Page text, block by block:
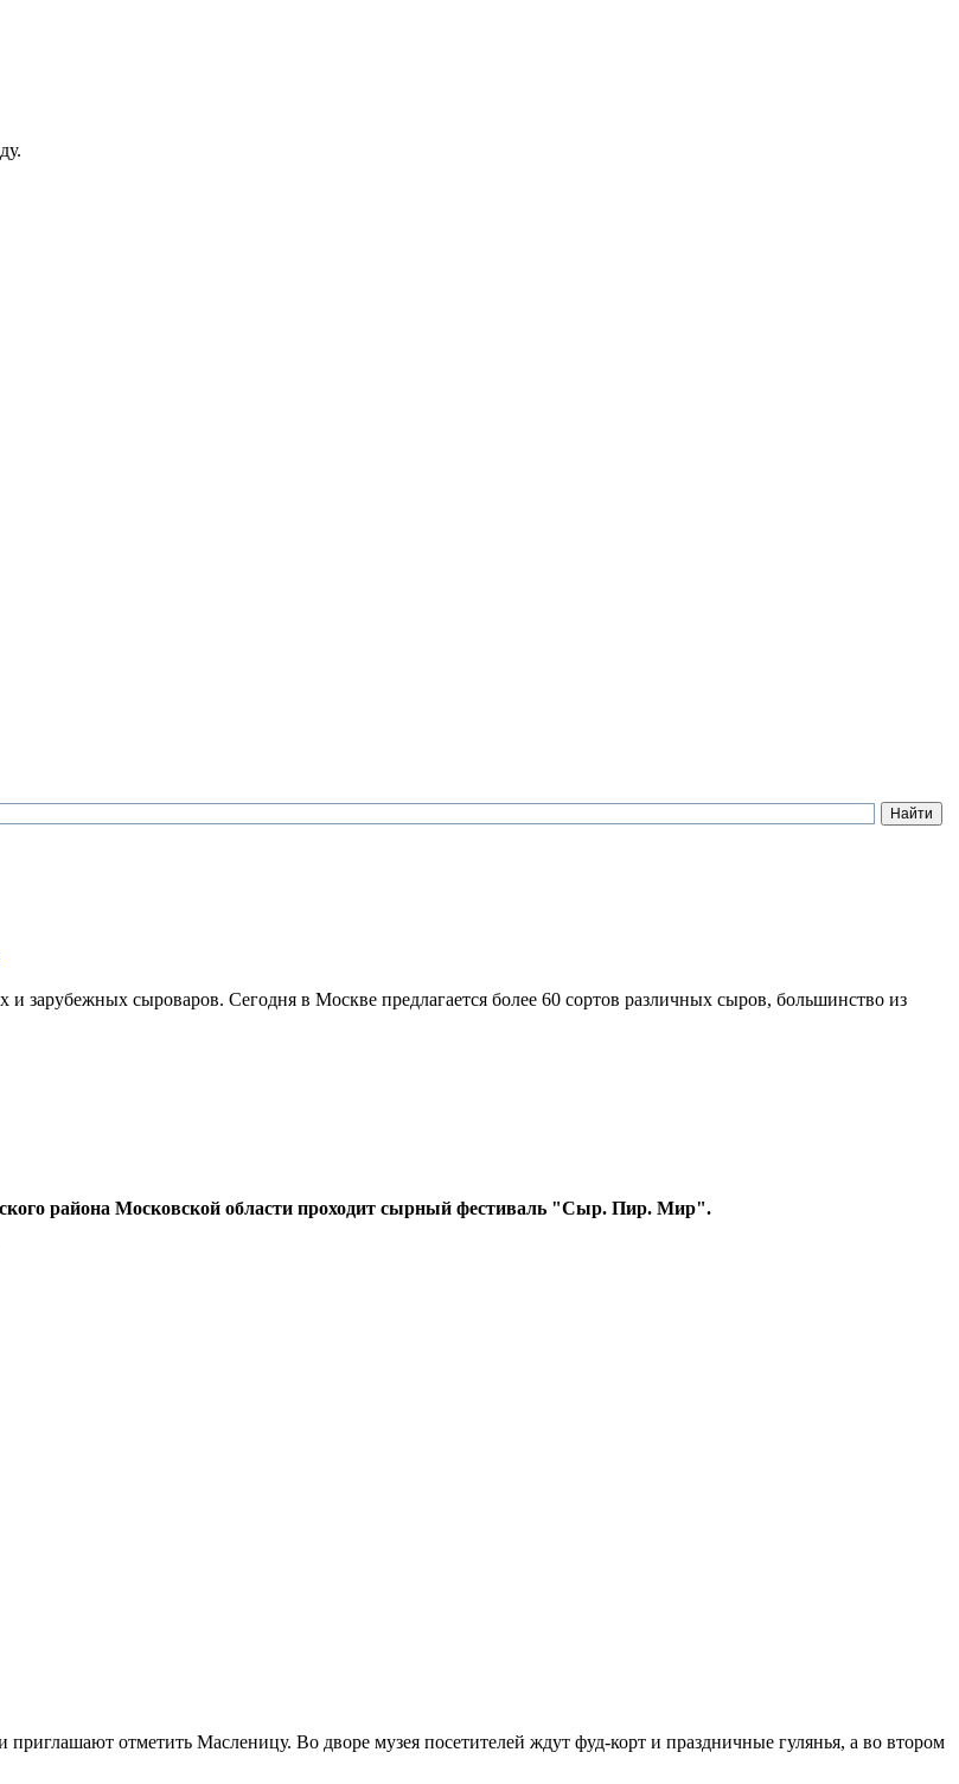
зарубежных сыроваров. Сегодня в Москве предлагается более 60 сортов различных сыров, большинство из
района Московской области проходит сырный фестиваль "Сыр. Пир. Мир".
отметить Масленицу. Во дворе музея посетителей ждут фуд-корт и праздничные гулянья, а во втором